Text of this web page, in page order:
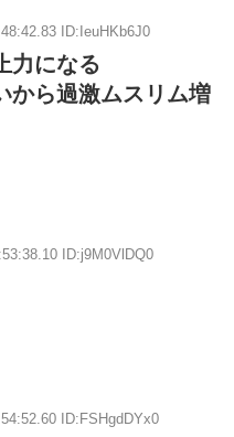
ID:IeuHKb6J0
力になる
から過激ムスリム増
ID:j9M0VlDQ0
ID:FSHgdDYx0